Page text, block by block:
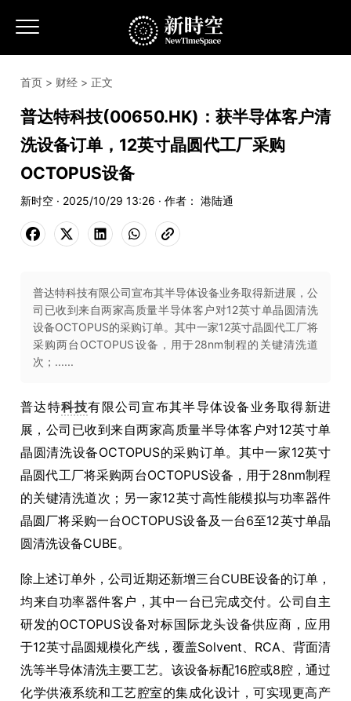
首页 > 财经 > 正文
普达特科技(00650.HK)：获半导体客户清
洗设备订单，12英寸晶圆代工厂采购
OCTOPUS设备
新时空 · 2025/10/29 13:26 · 作者： 港陆通
普达特科技有限公司宣布其半导体设备业务取得新进展，公
司已收到来自两家高质量半导体客户对12英寸单晶圆清洗
设备OCTOPUS的采购订单。其中一家12英寸晶圆代工厂将
采购两台OCTOPUS设备，用于28nm制程的关键清洗道
次；......
普达特科技有限公司宣布其半导体设备业务取得新进
展，公司已收到来自两家高质量半导体客户对12英寸单
晶圆清洗设备OCTOPUS的采购订单。其中一家12英寸
晶圆代工厂将采购两台OCTOPUS设备，用于28nm制程
的关键清洗道次；另一家12英寸高性能模拟与功率器件
晶圆厂将采购一台OCTOPUS设备及一台6至12英寸单晶
圆清洗设备CUBE。
除上述订单外，公司近期还新增三台CUBE设备的订单，
均来自功率器件客户，其中一台已完成交付。公司自主
研发的OCTOPUS设备对标国际龙头设备供应商，应用
于12英寸晶圆规模化产线，覆盖Solvent、RCA、背面清
洗等半导体清洗主要工艺。该设备标配16腔或8腔，通过
化学供液系统和工艺腔室的集成化设计，可实现更高产